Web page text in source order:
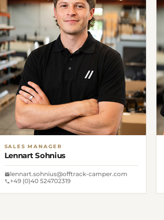
SALES MANAGER
Lennart Sohnius
lennart.sohnius@offtrack-camper.com
+49 (0)40 524702319